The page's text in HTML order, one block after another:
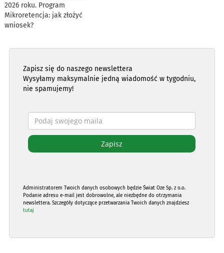
2026 roku. Program
Mikroretencja: jak złożyć
wniosek?
Zapisz się do naszego newslettera
Wysyłamy maksymalnie jedną wiadomość w tygodniu,
nie spamujemy!
Administratorem Twoich danych osobowych będzie Świat Oze Sp. z o.o.
Podanie adresu e-mail jest dobrowolne, ale niezbędne do otrzymania
newslettera. Szczegóły dotyczące przetwarzania Twoich danych znajdziesz
tutaj